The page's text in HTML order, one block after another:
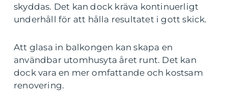
skyddas. Det kan dock kräva kontinuerligt
underhåll för att hålla resultatet i gott skick.
Att glasa in balkongen kan skapa en
användbar utomhusyta året runt. Det kan
dock vara en mer omfattande och kostsam
renovering.